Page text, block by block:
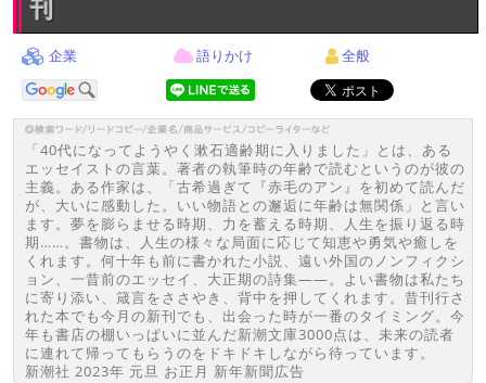
刊
企業 語りかけ 全般
「40代になってようやく漱石適齢期に入りました」とは、ある
エッセイストの言葉。著者の執筆時の年齢で読むというのが彼の
主義。ある作家は、「古希過ぎて『赤毛のアン』を初めて読んだ
が、大いに感動した。いい物語との邂逅に年齢は無関係」と言い
ます。夢を膨らませる時期、力を蓄える時期、人生を振り返る時
期……。書物は、人生の様々な局面に応じて知恵や勇気や癒しを
くれます。何十年も前に書かれた小説、遠い外国のノンフィクシ
ョン、一昔前のエッセイ、大正期の詩集――。よい書物は私たち
に寄り添い、箴言をささやき、背中を押してくれます。昔刊行さ
れた本でも今月の新刊でも、出会った時が一番のタイミング。今
年も書店の棚いっぱいに並んだ新潮文庫3000点は、未来の読者
に連れて帰ってもらうのをドキドキしながら待っています。
新潮社 2023年 元旦 お正月 新年新聞広告